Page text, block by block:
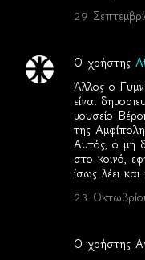
29
Ο χρήστης
Άλλος ο
είναι
μουσείο
της
Αυτός, ο μη
στο κοινό,
ίσως λέει
23
Ο χρήστης